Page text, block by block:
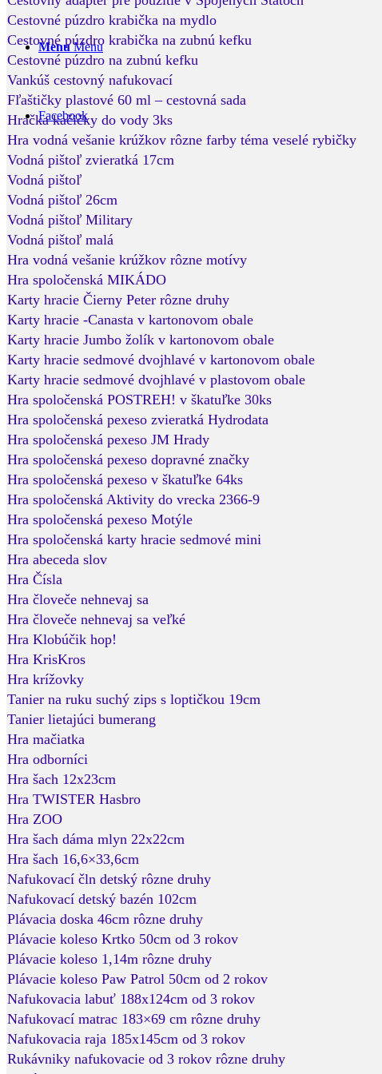
Menu Menu
Facebook
Cestovné púzdro krabička na mydlo
Cestovné púzdro krabička na zubnú kefku
Cestovné púzdro na zubnú kefku
Vankúš cestovný nafukovací
Fľaštičky plastové 60 ml – cestovná sada
Hračka kačičky do vody 3ks
Hra vodná vešanie krúžkov rôzne farby téma veselé rybičky
Vodná pištoľ zvieratká 17cm
Vodná pištoľ
Vodná pištoľ 26cm
Vodná pištoľ Military
Vodná pištoľ malá
Hra vodná vešanie krúžkov rôzne motívy
Hra spoločenská MIKÁDO
Karty hracie Čierny Peter rôzne druhy
Karty hracie -Canasta v kartonovom obale
Karty hracie Jumbo žolík v kartonovom obale
Karty hracie sedmové dvojhlavé v kartonovom obale
Karty hracie sedmové dvojhlavé v plastovom obale
Hra spoločenská POSTREH! v škatuľke 30ks
Hra spoločenská pexeso zvieratká Hydrodata
Hra spoločenská pexeso JM Hrady
Hra spoločenská pexeso dopravné značky
Hra spoločenská pexeso v škatuľke 64ks
Hra spoločenská Aktivity do vrecka 2366-9
Hra spoločenská pexeso Motýle
Hra spoločenská karty hracie sedmové mini
Hra abeceda slov
Hra Čísla
Hra človeče nehnevaj sa
Hra človeče nehnevaj sa veľké
Hra Klobúčik hop!
Hra KrisKros
Hra krížovky
Tanier na ruku suchý zips s loptičkou 19cm
Tanier lietajúci bumerang
Hra mačiatka
Hra odborníci
Hra šach 12x23cm
Hra TWISTER Hasbro
Hra ZOO
Hra šach dáma mlyn 22x22cm
Hra šach 16,6×33,6cm
Nafukovací čln detský rôzne druhy
Nafukovací detský bazén 102cm
Plávacia doska 46cm rôzne druhy
Plávacie koleso Krtko 50cm od 3 rokov
Plávacie koleso 1,14m rôzne druhy
Plávacie koleso Paw Patrol 50cm od 2 rokov
Nafukovacia labuť 188x124cm od 3 rokov
Nafukovací matrac 183×69 cm rôzne druhy
Nafukovacia raja 185x145cm od 3 rokov
Rukávniky nafukovacie od 3 rokov rôzne druhy